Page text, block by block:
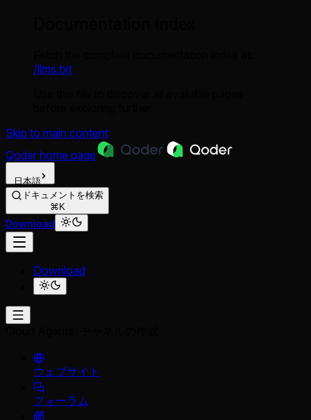
/llms.txt
Skip to main content
Qoder home page
日本語
ドキュメントを検索
⌘K
Download
Download
ウェブサイト
フォーラム